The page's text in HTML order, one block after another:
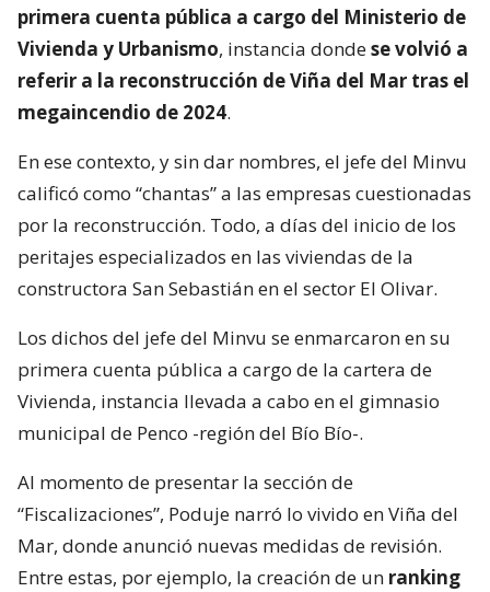
primera cuenta pública a cargo del Ministerio de
Vivienda y Urbanismo, instancia dondese volvió a
referir a la reconstrucción de Viña del Mar tras el
megaincendio de 2024.
En ese contexto, y sin dar nombres, el jefe del Minvu
calificó como “chantas” a las empresas cuestionadas
por la reconstrucción. Todo, a días del inicio de los
peritajes especializados en las viviendas de la
constructora San Sebastián en el sector El Olivar.
Los dichos del jefe del Minvu se enmarcaron en su
primera cuenta pública a cargo de la cartera de
Vivienda, instancia llevada a cabo en el gimnasio
municipal de Penco -región del Bío Bío-.
Al momento de presentar la sección de
“Fiscalizaciones”, Poduje narró lo vivido en Viña del
Mar, donde anunció nuevas medidas de revisión.
Entre estas, por ejemplo, la creación de un ranking